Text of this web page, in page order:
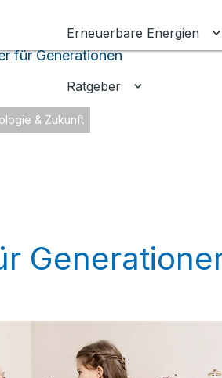
Erneuerbare Energien
Ratgeber Untermenü
für Generationen
& Zukunft